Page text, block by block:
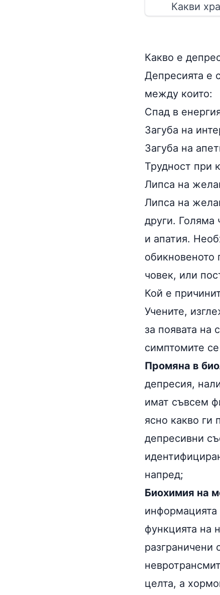
Какви
Какво е
Депресията е
между които:
Спад в
Загуба на
Загуба на
Трудност при
Липса на
Липса на
други. Голяма
и апатия.
обикновеното
човек, или
Кой е
Учените,
за появата на
симптомите
Промяна в
депресия,
имат съвсем
ясно какво ги
депресивни
напред;
Биохимия на
функцията на
разграничени
целта, а